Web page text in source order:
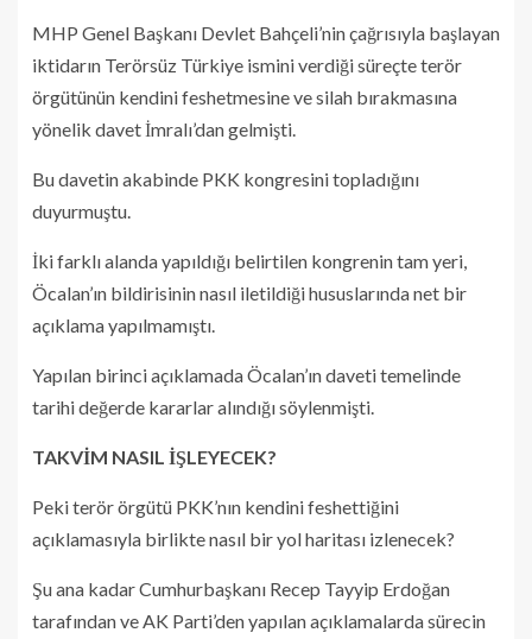
MHP Genel Başkanı Devlet Bahçeli’nin çağrısıyla başlayan
iktidarın Terörsüz Türkiye ismini verdiği süreçte terör
örgütünün kendini feshetmesine ve silah bırakmasına
yönelik davet İmralı’dan gelmişti.
Bu davetin akabinde PKK kongresini topladığını
duyurmuştu.
İki farklı alanda yapıldığı belirtilen kongrenin tam yeri,
Öcalan’ın bildirisinin nasıl iletildiği hususlarında net bir
açıklama yapılmamıştı.
Yapılan birinci açıklamada Öcalan’ın daveti temelinde
tarihi değerde kararlar alındığı söylenmişti.
TAKVİM NASIL İŞLEYECEK?
Peki terör örgütü PKK’nın kendini feshettiğini
açıklamasıyla birlikte nasıl bir yol haritası izlenecek?
Şu ana kadar Cumhurbaşkanı Recep Tayyip Erdoğan
tarafından ve AK Parti’den yapılan açıklamalarda sürecin